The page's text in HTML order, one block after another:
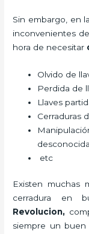
Sin embargo, en
inconvenientes
hora de necesitar
Olvido de
Perdida de
Llaves
Cerraduras
etc
Existen muchas
cerradura en
Revolucion,
siempre un